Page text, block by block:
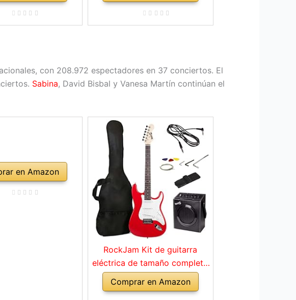
con 208.972 espectadores en 37 conciertos. El
Sabina, David Bisbal y Vanesa Martín continúan el
en Amazon
RockJam Kit de guitarra
eléctrica de tamaño completo
con amplificador de 10 vatios,
clases, correa, bolsa de
Comprar en Amazon